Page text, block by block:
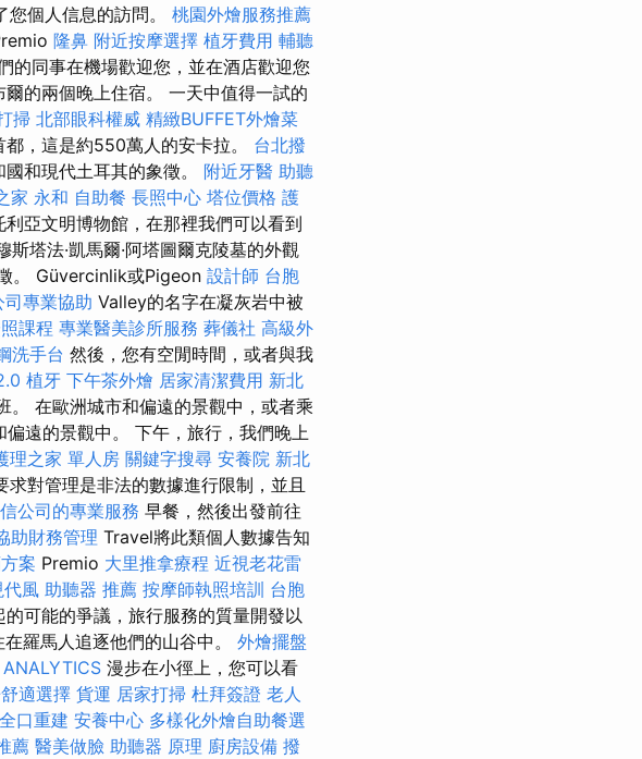
個人信息的訪問。 桃園外燴服務推薦
隆鼻 附近按摩選擇 植牙費用 輔聽
的同事在機場歡迎您，並在酒店歡迎您
的兩個晚上住宿。 一天中值得一試的
掃 北部眼科權威 精緻BUFFET外燴菜
，這是約550萬人的安卡拉。 台北撥
和現代土耳其的象徵。 附近牙醫 助聽
家 永和 自助餐 長照中心 塔位價格 護
亞文明博物館，在那裡我們可以看到
斯塔法·凱馬爾·阿塔圖爾克陵墓的外觀
。 Güvercinlik或Pigeon 設計師 台胞
專業協助 Valley的名字在凝灰岩中被
課程 專業醫美診所服務 葬儀社 高級外
洗手台 然後，您有空閒時間，或者與我
植牙 下午茶外燴 居家清潔費用 新北
。 在歐洲城市和偏遠的景觀中，或者乘
遠的景觀中。 下午，旅行，我們晚上
理之家 單人房 關鍵字搜尋 安養院 新北
對管理是非法的數據進行限制，並且
公司的專業服務 早餐，然後出發前往
助財務管理 Travel將此類個人數據告知
案 Premio 大里推拿療程 近視老花雷
代風 助聽器 推薦 按摩師執照培訓 台胞
可能的爭議，旅行服務的質量開發以
羅馬人追逐他們的山谷中。 外燴擺盤
ANALYTICS 漫步在小徑上，您可以看
適選擇 貨運 居家打掃 杜拜簽證 老人
全口重建 安養中心 多樣化外燴自助餐選
薦 醫美做臉 助聽器 原理 廚房設備 撥